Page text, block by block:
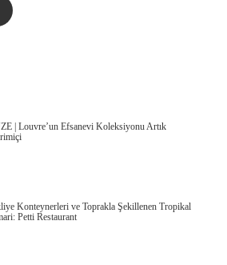
| Louvre’un Efsanevi Koleksiyonu Artık
Konteynerleri ve Toprakla Şekillenen Tropikal
Petti Restaurant